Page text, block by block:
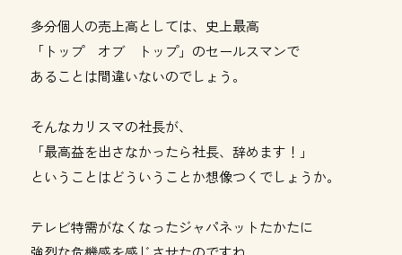
多分個人の売上高としては、史上最高
「トップ オブ トップ」のセールスマンで
あることは間違いないのでしょう。
そんなカリスマの社長が、
「最高益を出さなかったら社長、辞めます！」
ということはどういうことか想像つくでしょうか。
テレビ特需がなくなったジャパネットたかたに